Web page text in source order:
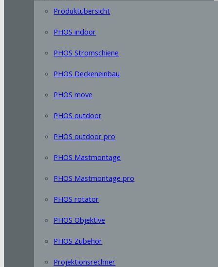
Produktübersicht
PHOS indoor
PHOS Stromschiene
PHOS Deckeneinbau
PHOS move
PHOS outdoor
PHOS outdoor pro
PHOS Mastmontage
PHOS Mastmontage pro
PHOS rotator
PHOS Objektive
PHOS Zubehör
Projektionsrechner